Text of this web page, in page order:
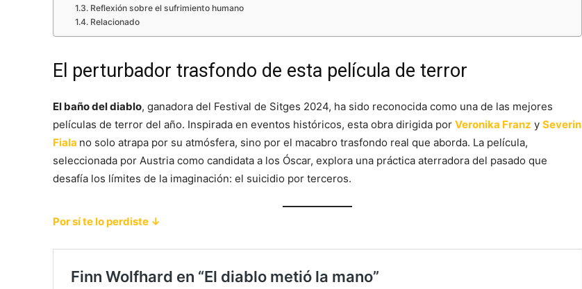
Reflexión sobre el sufrimiento humano
Relacionado
El perturbador trasfondo de esta película de terror
El baño del diablo, ganadora del Festival de Sitges 2024, ha sido reconocida como una de las mejores
películas de terror del año. Inspirada en eventos históricos, esta obra dirigida por Veronika Franz y Severin
Fiala no solo atrapa por su atmósfera, sino por el macabro trasfondo real que aborda. La película,
seleccionada por Austria como candidata a los Óscar, explora una práctica aterradora del pasado que
desafía los límites de la imaginación: el suicidio por terceros.
Por sí te lo perdiste ↓